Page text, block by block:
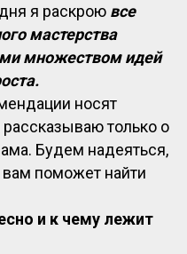
я раскрою все
мастерства
множеством идей
носят
только о
Будем надеяться,
поможет найти
и к чему лежит